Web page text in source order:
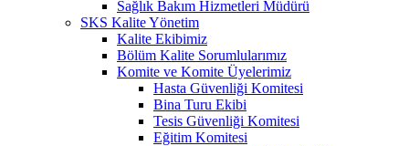
Sağlık Bakım Hizmetleri Müdürü
SKS Kalite Yönetim
Kalite Ekibimiz
Bölüm Kalite Sorumlularımız
Komite ve Komite Üyelerimiz
Hasta Güvenliği Komitesi
Bina Turu Ekibi
Tesis Güvenliği Komitesi
Eğitim Komitesi